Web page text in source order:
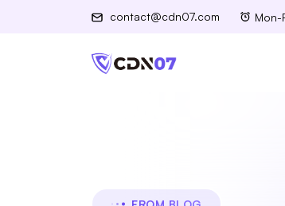
contact@cdn07.com Mon-